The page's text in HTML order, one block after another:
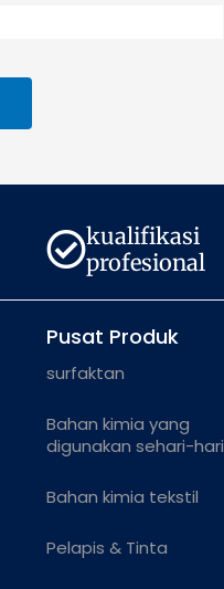
kualifikasi
profesional
Pusat Produk
surfaktan
Bahan kimia yang
digunakan sehari-hari
Bahan kimia tekstil
Pelapis & Tinta